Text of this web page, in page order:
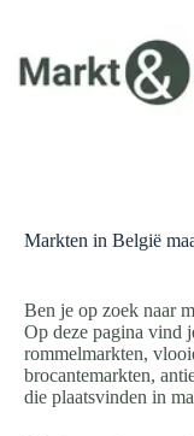
de
inhoud
Markten in België
Ben je op zoek naar
Op deze pagina vind
rommelmarkten,
brocantemarkten,
die plaatsvinden in